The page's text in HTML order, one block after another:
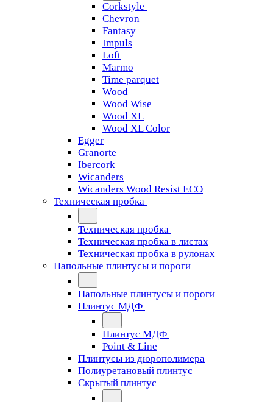
Corkstyle
Chevron
Fantasy
Impuls
Loft
Marmo
Time parquet
Wood
Wood Wise
Wood XL
Wood XL Color
Egger
Granorte
Ibercork
Wicanders
Wicanders Wood Resist ECO
Техническая пробка
Техническая пробка
Техническая пробка в листах
Техническая пробка в рулонах
Напольные плинтусы и пороги
Напольные плинтусы и пороги
Плинтус МДФ
Плинтус МДФ
Point & Line
Плинтусы из дюрополимера
Полиуретановый плинтус
Скрытый плинтус